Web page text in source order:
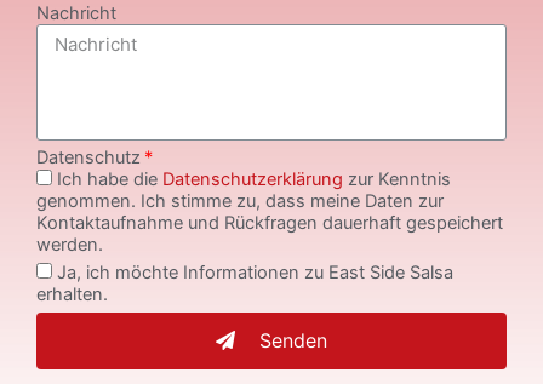
Nachricht
Datenschutz
Ich habe die Datenschutzerklärung zur Kenntnis
genommen. Ich stimme zu, dass meine Daten zur
Kontaktaufnahme und Rückfragen dauerhaft gespeichert
werden.
Ja, ich möchte Informationen zu East Side Salsa
erhalten.
Senden